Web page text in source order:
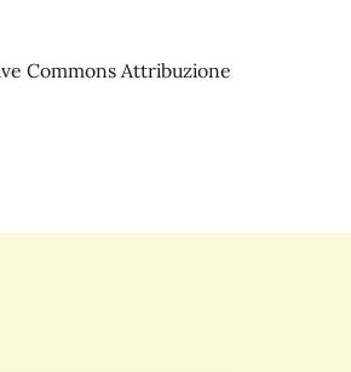
Commons Attribuzione